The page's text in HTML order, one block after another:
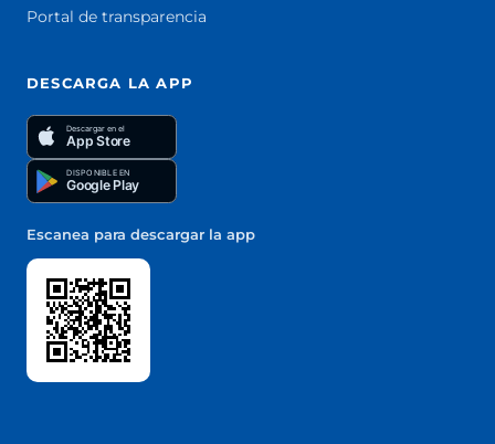
Portal de transparencia
DESCARGA LA APP
Descargar en el
App Store
DISPONIBLE EN
Google Play
Escanea para descargar la app